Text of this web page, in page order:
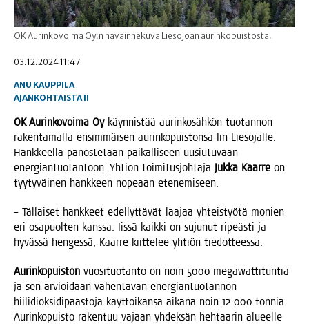
OK Aurinkovoima Oy:n havainnekuva Liesojoan aurinkopuistosta.
03.12.2024 11:47
ANU KAUPPILA
AJANKOHTAISTA II
OK Aurin­ko­voi­ma Oy käyn­nis­tää aurin­ko­säh­kön tuo­tan­non
raken­ta­mal­la ensim­mäi­sen aurin­ko­puis­ton­sa Iin Lie­so­jal­le.
Hank­keel­la panos­te­taan pai­kal­li­seen uusiu­tu­vaan
ener­gian­tuo­tan­toon. Yhtiön toi­mi­tus­joh­ta­ja Juk­ka Kaar­re on
tyy­ty­väi­nen hank­keen nope­aan etenemiseen.
– Täl­lai­set hank­keet edel­lyt­tä­vät laa­jaa yhteis­työ­tä monien
eri osa­puol­ten kans­sa. Iis­sä kaik­ki on suju­nut ripeäs­ti ja
hyväs­sä hen­ges­sä, Kaar­re kiit­te­lee yhtiön tiedotteessa.
Aurin­ko­puis­ton vuo­si­tuo­tan­to on noin 5000 megawat­ti­tun­tia
ja sen arvioi­daan vähen­tä­vän ener­gian­tuo­tan­non
hii­li­diok­si­di­pääs­tö­jä käyt­töi­kän­sä aika­na noin 12 000 ton­nia.
Aurin­ko­puis­to raken­tuu vajaan yhdek­sän heh­taa­rin alu­eel­le